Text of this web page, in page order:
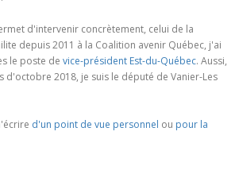
d'intervenir concrètement, celui de la
depuis 2011 à la Coalition avenir Québec, j'ai
le poste de vice-président Est-du-Québec. Aussi,
d'octobre 2018, je suis le député de Vanier-Les
d'un point de vue personnel ou pour la